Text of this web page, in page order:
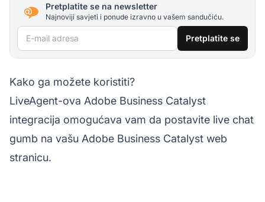
Pretplatite se na newsletter
Najnoviji savjeti i ponude izravno u vašem sandučiću.
E-mail adresa Pretplatite se
Kako ga možete koristiti?
LiveAgent-ova Adobe Business Catalyst
integracija omogućava vam da postavite live chat
gumb na vašu Adobe Business Catalyst web
stranicu.